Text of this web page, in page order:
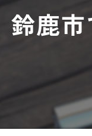
鈴鹿